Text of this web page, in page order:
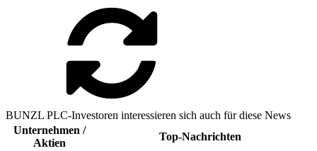
BUNZL PLC-Investoren interessieren sich auch für diese News
Unternehmen /
Aktien
Top-Nachrichten